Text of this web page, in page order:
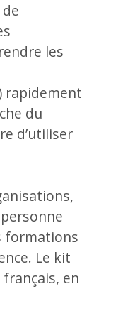
les
rapidement
du
d’utiliser
formations
Le kit
en